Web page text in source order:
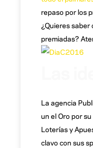
repaso por los
¿Quieres
premiadas?
La agencia
un el Oro por
Loterías y
clavo con sus